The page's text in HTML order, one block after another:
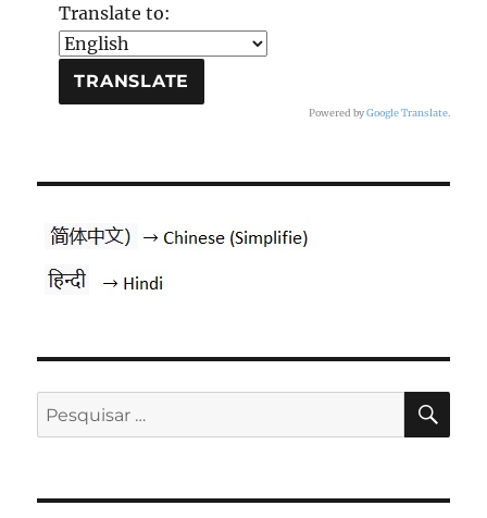
Translate to:
Powered byGoogle Translate.
Pesquisar
por: